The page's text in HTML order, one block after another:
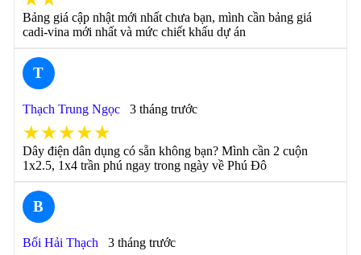
Bảng giá cập nhật mới nhất chưa bạn, mình cần bảng giá
cadi-vina mới nhất và mức chiết khấu dự án
T
Thạch Trung Ngọc 3 tháng trước
★★★★★
Dây điện dân dụng có sẵn không bạn? Mình cần 2 cuộn
1x2.5, 1x4 trần phú ngay trong ngày về Phú Đô
B
Bối Hải Thạch 3 tháng trước